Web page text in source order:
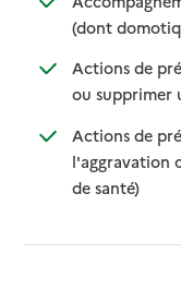
(dont
:
:
Actions de
ou supprimer
Actions de
l'aggravation
de santé)
:
: non